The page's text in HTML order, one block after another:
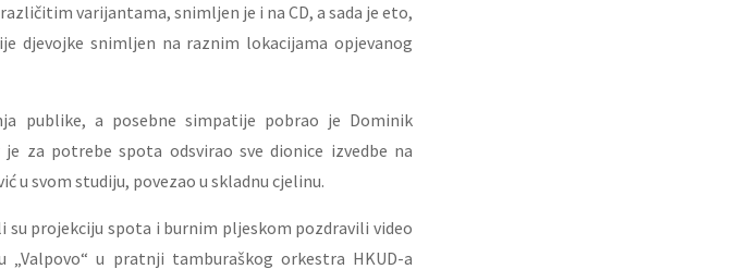
varijantama, snimljen je i na CD, a sada je eto,
djevojke snimljen na raznim lokacijama opjevanog
publike, a posebne simpatije pobrao je Dominik
za potrebe spota odsvirao sve dionice izvedbe na
u svom studiju, povezao u skladnu cjelinu.
projekciju spota i burnim pljeskom pozdravili video
u pratnji tamburaškog orkestra HKUD-a